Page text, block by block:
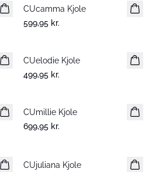
Nyhed
CUcamma Kjole
599,95 kr.
Nyhed
CUelodie Kjole
499,95 kr.
Nyhed
CUmillie Kjole
699,95 kr.
Nyhed
CUjuliana Kjole